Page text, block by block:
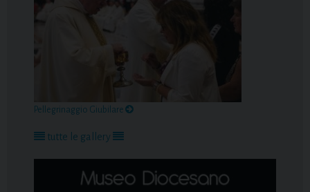
Pellegrinaggio Giubilare
tutte le gallery